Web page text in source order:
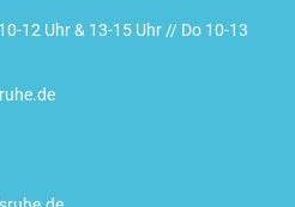
12 Uhr & 13-15 Uhr // Do 10-13